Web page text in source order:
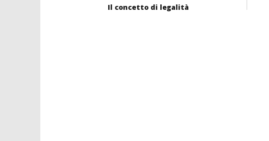
Il concetto di legalità